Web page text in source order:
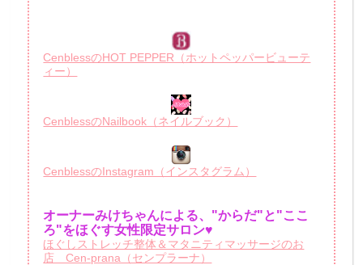
CenblessのHOT PEPPER（ホットペッパービューテ
ィー）
CenblessのNailbook（ネイルブック）
CenblessのInstagram（インスタグラム）
オーナーみけちゃんによる、"からだ"と"ここ
ろ"をほぐす女性限定サロン♥
ほぐしストレッチ整体＆マタニティマッサージのお
店 Cen-prana（センプラーナ）